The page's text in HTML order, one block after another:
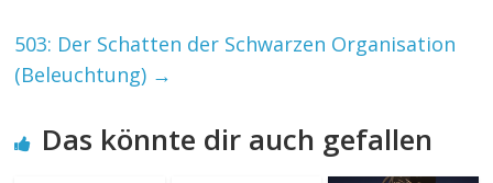
503: Der Schatten der Schwarzen Organisation
(Beleuchtung) →
Das könnte dir auch gefallen